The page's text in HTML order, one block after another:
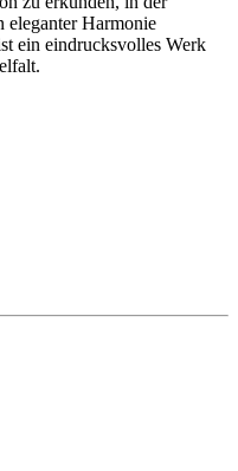
eleganter Harmonie
ein eindrucksvolles Werk